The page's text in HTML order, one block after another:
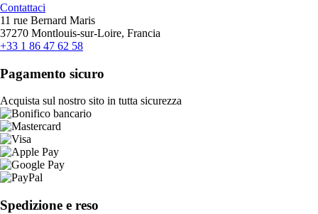
Contattaci
11 rue Bernard Maris
37270 Montlouis-sur-Loire, Francia
+33 1 86 47 62 58
Pagamento sicuro
Acquista sul nostro sito in tutta sicurezza
Spedizione e reso